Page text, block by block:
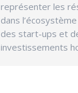
représenter les
dans
des start-ups et
investissements